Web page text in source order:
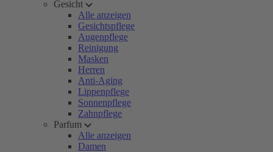
Gesicht
Alle anzeigen
Gesichtspflege
Augenpflege
Reinigung
Masken
Herren
Anti-Aging
Lippenpflege
Sonnenpflege
Zahnpflege
Parfum
Alle anzeigen
Damen